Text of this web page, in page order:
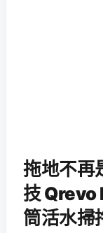
拖地不再
技 Qrevo
筒活水掃